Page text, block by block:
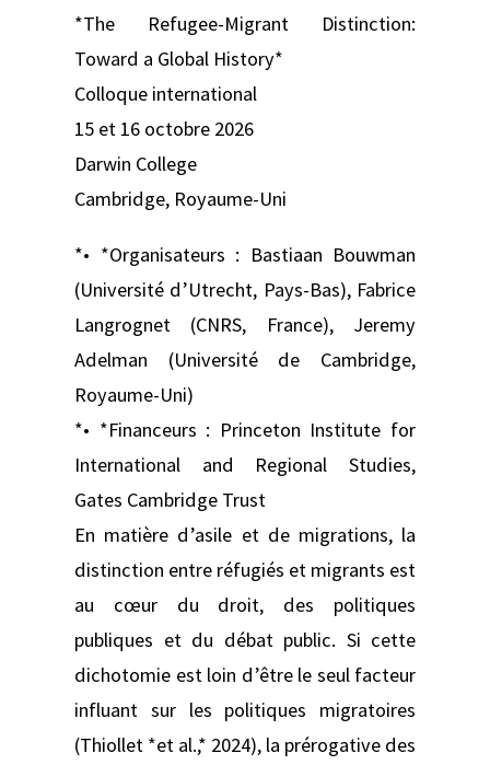
*The Refugee-Migrant Distinction:
Toward a Global History*
Colloque international
15 et 16 octobre 2026
Darwin College
Cambridge, Royaume-Uni
*• *Organisateurs : Bastiaan Bouwman
(Université d’Utrecht, Pays-Bas), Fabrice
Langrognet (CNRS, France), Jeremy
Adelman (Université de Cambridge,
Royaume-Uni)
*• *Financeurs : Princeton Institute for
International and Regional Studies,
Gates Cambridge Trust
En matière d’asile et de migrations, la
distinction entre réfugiés et migrants est
au cœur du droit, des politiques
publiques et du débat public. Si cette
dichotomie est loin d’être le seul facteur
influant sur les politiques migratoires
(Thiollet *et al.,* 2024), la prérogative des